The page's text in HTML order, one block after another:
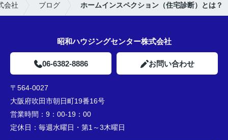
会社 ブログ ホームインスペクション（住宅診断）とは？
昭和ハウジングセンター株式会社
06-6382-8886 お問い合わせ
〒564-0027
大阪府吹田市朝日町19番16号
営業時間： 9：00-19：00
定休日： 毎週水曜日・第1～3木曜日